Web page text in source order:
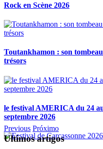
Rock en Scène 2026
Toutankhamon : son tombeau
trésors
le festival AMERICA du 24
septembre 2026
Previous Próximo
Ultimos artigos